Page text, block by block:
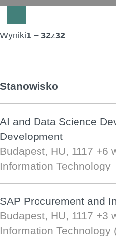
Wyniki1 – 32z32
Stanowisko
AI and Data Science
Development
Budapest, HU, 1117 +6
Information Technology
SAP Procurement and
Budapest, HU, 1117 +3
Information Technology